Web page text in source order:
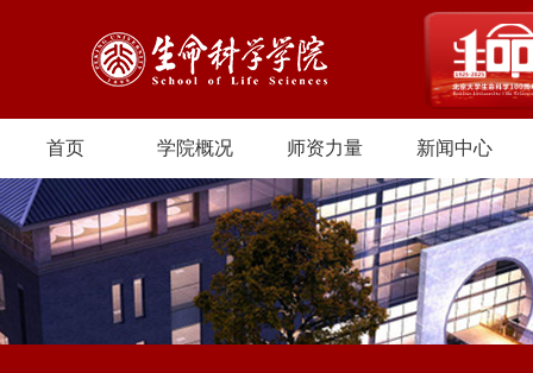
首页 学院概况 师资力量 新闻中心